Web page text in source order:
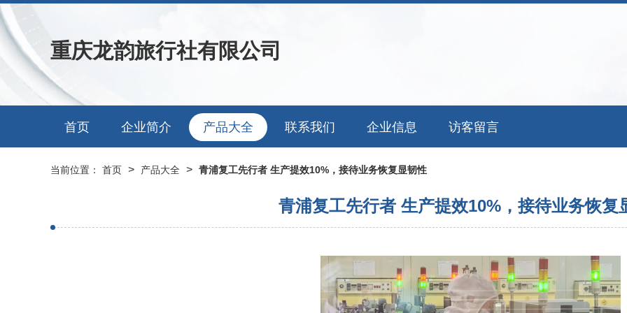
重庆龙韵旅行社有限公司
首页 企业简介 产品大全 联系我们 企业信息 访客留言
当前位置： 首页 > 产品大全 > 青浦复工先行者 生产提效10%，接待业务恢复显韧性
青浦复工先行者 生产提效10%，接待业务恢复